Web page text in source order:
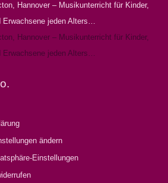
Hannover – Musikunterricht für Kinder,
Erwachsene jeden Alters…
Hannover – Musikunterricht für Kinder,
Erwachsene jeden Alters…
ändern
Einstellungen